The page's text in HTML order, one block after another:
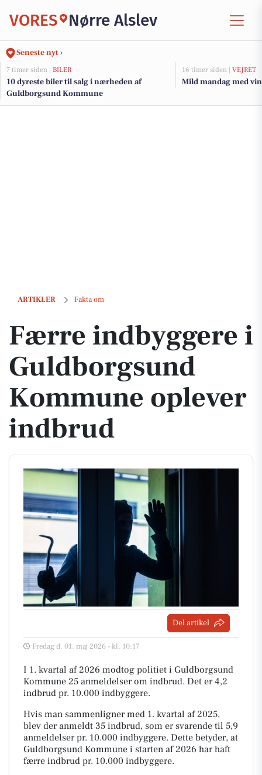
VORES Nørre Alslev
Seneste nyt ›
7 timer siden | BILER
10 dyreste biler til salg i nærheden af
Guldborgsund Kommune
16 timer siden | VEJRET
Mild mandag med
ARTIKLER Fakta om
Færre indbyggere i Guldborgsund Kommune oplever indbrud
Færre indbyggere i
Guldborgsund
Kommune oplever
indbrud
Del artikel
Fredag d. 01. maj 2026 - kl. 10:17
I 1. kvartal af 2026 modtog politiet i Guldborgsund
Kommune 25 anmeldelser om indbrud. Det er 4,2
indbrud pr. 10.000 indbyggere.
Hvis man sammenligner med 1. kvartal af 2025,
blev der anmeldt 35 indbrud, som er svarende til 5,9
anmeldelser pr. 10.000 indbyggere. Dette betyder, at
Guldborgsund Kommune i starten af 2026 har haft
færre indbrud pr. 10.000 indbyggere.